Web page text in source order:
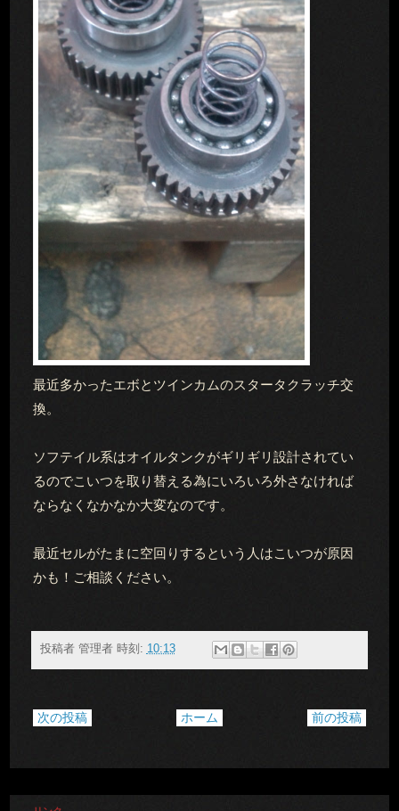
最近多かったエボとツインカムのスタータクラッチ交
換。
ソフテイル系はオイルタンクがギリギリ設計されてい
るのでこいつを取り替える為にいろいろ外さなければ
ならなくなかなか大変なのです。
最近セルがたまに空回りするという人はこいつが原因
かも！ご相談ください。
投稿者 管理者 時刻: 10:13
次の投稿 前の投稿
ホーム